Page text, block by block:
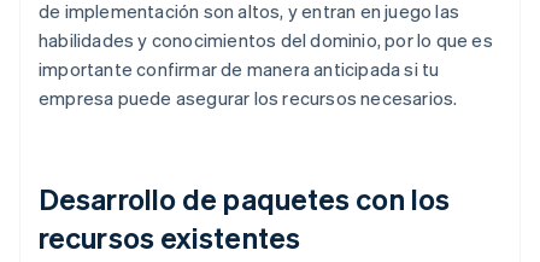
de implementación son altos, y entran en juego las
habilidades y conocimientos del dominio, por lo que es
importante confirmar de manera anticipada si tu
empresa puede asegurar los recursos necesarios.
Desarrollo de paquetes con los
recursos existentes